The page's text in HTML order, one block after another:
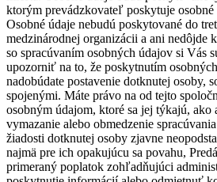
ktorým prevádzkovateľ poskytuje osobné
Osobné údaje nebudú poskytované do
medzinárodnej organizácii a ani nedôjde
so spracúvaním osobných údajov si Vás
upozorniť na to, že poskytnutím
nadobúdate postavenie dotknutej osoby,
spojenými. Máte právo na od tejto
osobným údajom, ktoré sa jej týkajú, ako
vymazanie alebo obmedzenie
žiadosti dotknutej osoby zjavne
najmä pre ich opakujúcu sa povahu,
primeraný poplatok zohľadňujúci